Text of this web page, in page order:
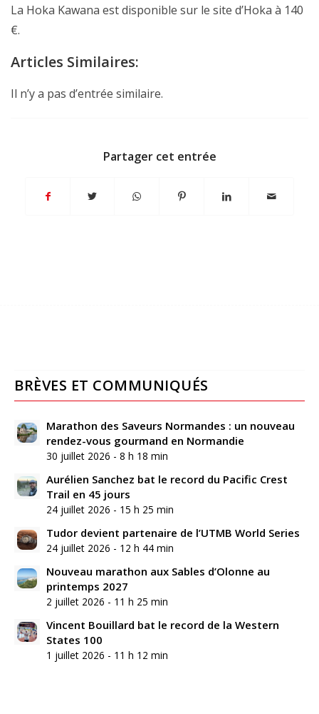
La Hoka Kawana est disponible sur le site d’Hoka à 140
€.
Articles Similaires:
Il n’y a pas d’entrée similaire.
Partager cet entrée
BRÈVES ET COMMUNIQUÉS
Marathon des Saveurs Normandes : un nouveau
rendez-vous gourmand en Normandie
30 juillet 2026 - 8 h 18 min
Aurélien Sanchez bat le record du Pacific Crest
Trail en 45 jours
24 juillet 2026 - 15 h 25 min
Tudor devient partenaire de l’UTMB World Series
24 juillet 2026 - 12 h 44 min
Nouveau marathon aux Sables d’Olonne au
printemps 2027
2 juillet 2026 - 11 h 25 min
Vincent Bouillard bat le record de la Western
States 100
1 juillet 2026 - 11 h 12 min